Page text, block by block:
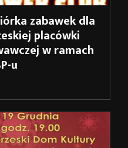
zabawek dla
placówki
w ramach
u